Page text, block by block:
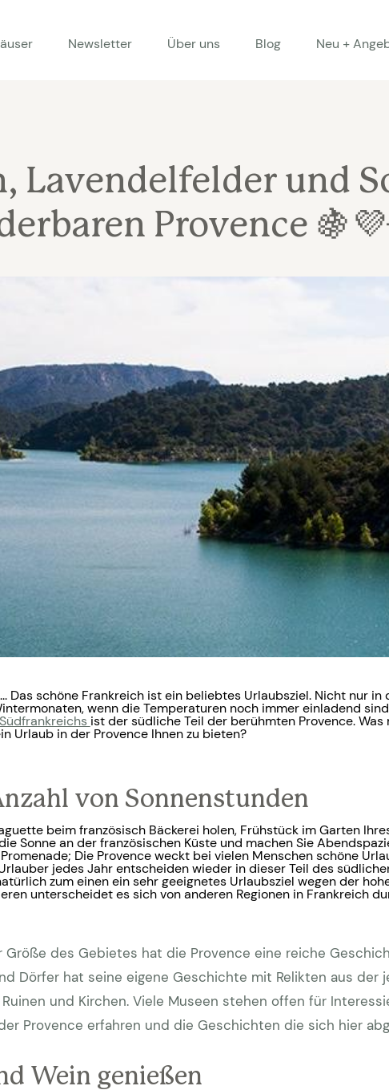
Newsletter Über uns Blog Neu +
Lavendelfelder und
Provence
Das schöne Frankreich ist ein beliebtes Urlaubsziel. Nicht nur
wenn die Temperaturen noch immer einladend
Südfrankreichs ist der südliche Teil der berühmten Provence.
Urlaub in der Provence Ihnen zu bieten?
von Sonnenstunden
beim französisch Bäckerei holen, Frühstück im Garten
Sonne an der französischen Küste und machen Sie
Die Provence weckt bei vielen Menschen schöne
jedes Jahr entscheiden wieder in dieser Teil des
zum einen ein sehr geeignetes Urlaubsziel wegen der
unterscheidet es sich von anderen Regionen in Frankreich
Größe des Gebietes hat die Provence eine reiche
Dörfer hat seine eigene Geschichte mit Relikten aus der
Ruinen und Kirchen. Viele Museen stehen offen für
Provence erfahren und die Geschichten die sich hier
Wein genießen